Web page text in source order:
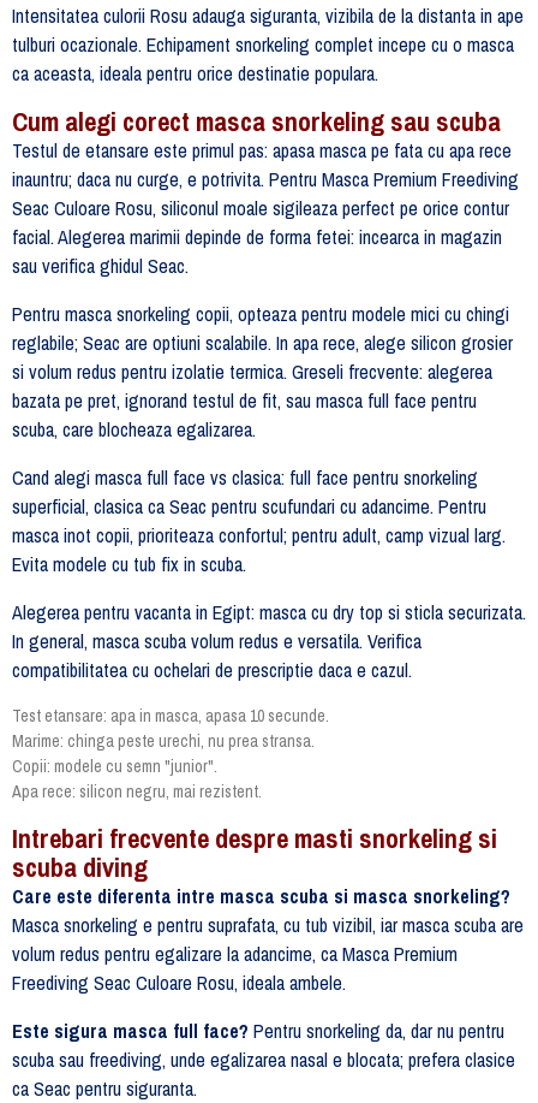
Intensitatea culorii Rosu adauga siguranta, vizibila de la distanta in ape
tulburi ocazionale. Echipament snorkeling complet incepe cu o masca
ca aceasta, ideala pentru orice destinatie populara.
Cum alegi corect masca snorkeling sau scuba
Testul de etansare este primul pas: apasa masca pe fata cu apa rece
inauntru; daca nu curge, e potrivita. Pentru Masca Premium Freediving
Seac Culoare Rosu, siliconul moale sigileaza perfect pe orice contur
facial. Alegerea marimii depinde de forma fetei: incearca in magazin
sau verifica ghidul Seac.
Pentru masca snorkeling copii, opteaza pentru modele mici cu chingi
reglabile; Seac are optiuni scalabile. In apa rece, alege silicon grosier
si volum redus pentru izolatie termica. Greseli frecvente: alegerea
bazata pe pret, ignorand testul de fit, sau masca full face pentru
scuba, care blocheaza egalizarea.
Cand alegi masca full face vs clasica: full face pentru snorkeling
superficial, clasica ca Seac pentru scufundari cu adancime. Pentru
masca inot copii, prioriteaza confortul; pentru adult, camp vizual larg.
Evita modele cu tub fix in scuba.
Alegerea pentru vacanta in Egipt: masca cu dry top si sticla securizata.
In general, masca scuba volum redus e versatila. Verifica
compatibilitatea cu ochelari de prescriptie daca e cazul.
Test etansare: apa in masca, apasa 10 secunde.
Marime: chinga peste urechi, nu prea stransa.
Copii: modele cu semn "junior".
Apa rece: silicon negru, mai rezistent.
Intrebari frecvente despre masti snorkeling si
scuba diving
Care este diferenta intre masca scuba si masca snorkeling?
Masca snorkeling e pentru suprafata, cu tub vizibil, iar masca scuba are
volum redus pentru egalizare la adancime, ca Masca Premium
Freediving Seac Culoare Rosu, ideala ambele.
Este sigura masca full face? Pentru snorkeling da, dar nu pentru
scuba sau freediving, unde egalizarea nasal e blocata; prefera clasice
ca Seac pentru siguranta.